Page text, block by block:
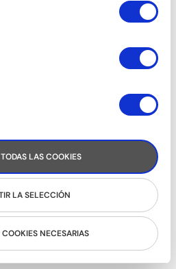
TODAS LAS COOKIES
LA SELECCIÓN
COOKIES NECESARIAS